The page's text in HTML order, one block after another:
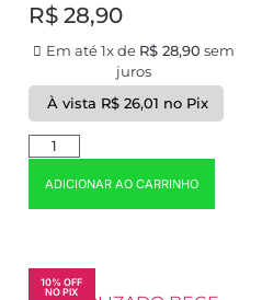
R$28,90
Em até 1x de R$ 28,90 sem
juros
À vista R$ 26,01 no Pix
ADICIONAR AO CARRINHO
10% OFF
NO PIX